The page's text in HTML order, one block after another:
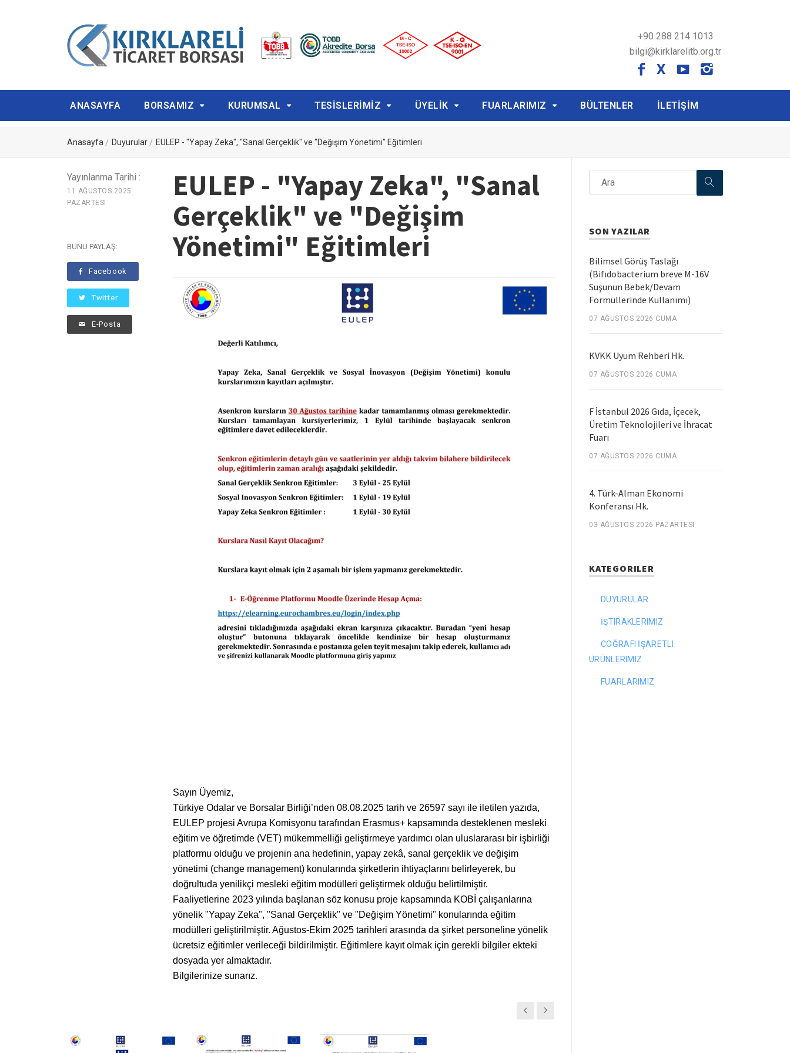
+90 288 214 1013
bilgi@kirklarelitb.org.tr
X
ANASAYFA BORSAMIZ KURUMSAL TESİSLERİMİZ ÜYELİK FUARLARIMIZ BÜLTENLER İLETİŞİM
Anasayfa Duyurular EULEP - "Yapay Zeka", "Sanal Gerçeklik" ve "Değişim Yönetimi" Eğitimleri
Yayınlanma Tarihi :
11 AĞUSTOS 2025
PAZARTESI
BUNU PAYLAŞ:
Facebook
Twitter
E-Posta
EULEP - "Yapay Zeka", "Sanal
Gerçeklik" ve "Değişim
Yönetimi" Eğitimleri
Sayın Üyemiz,
Türkiye Odalar ve Borsalar Birliği’nden 08.08.2025 tarih ve 26597 sayı ile iletilen yazıda,
EULEP projesi Avrupa Komisyonu tarafından Erasmus+ kapsamında desteklenen mesleki
eğitim ve öğretimde (VET) mükemmelliği geliştirmeye yardımcı olan uluslararası bir işbirliği
platformu olduğu ve projenin ana hedefinin, yapay zekâ, sanal gerçeklik ve değişim
yönetimi (change management) konularında şirketlerin ihtiyaçlarını belirleyerek, bu
doğrultuda yenilikçi mesleki eğitim modülleri geliştirmek olduğu belirtilmiştir.
Faaliyetlerine 2023 yılında başlanan söz konusu proje kapsamında KOBİ çalışanlarına
yönelik "Yapay Zeka", "Sanal Gerçeklik" ve "Değişim Yönetimi" konularında eğitim
modülleri geliştirilmiştir. Ağustos-Ekim 2025 tarihleri arasında da şirket personeline yönelik
ücretsiz eğitimler verileceği bildirilmiştir. Eğitimlere kayıt olmak için gerekli bilgiler ekteki
dosyada yer almaktadır.
Bilgilerinize sunarız.
SON YAZILAR
Bilimsel Görüş Taslağı
(Bifıdobacterium breve M-16V
Suşunun Bebek/Devam
Formüllerinde Kullanımı)
07 AĞUSTOS 2026 CUMA
KVKK Uyum Rehberi Hk.
07 AĞUSTOS 2026 CUMA
F İstanbul 2026 Gıda, İçecek,
Üretim Teknolojileri ve İhracat
Fuarı
07 AĞUSTOS 2026 CUMA
4. Türk-Alman Ekonomi
Konferansı Hk.
03 AĞUSTOS 2026 PAZARTESI
KATEGORILER
DUYURULAR
İŞTIRAKLERIMIZ
COĞRAFI İŞARETLI
ÜRÜNLERIMIZ
FUARLARIMIZ